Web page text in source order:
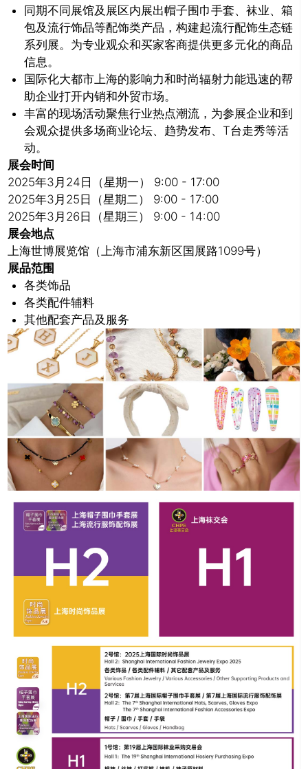
同期不同展馆及展区内展出帽子围巾手套、袜业、箱
包及流行饰品等配饰类产品，构建起流行配饰生态链
系列展。为专业观众和买家客商提供更多元化的商品
信息。
国际化大都市上海的影响力和时尚辐射力能迅速的帮
助企业打开内销和外贸市场。
丰富的现场活动聚焦行业热点潮流，为参展企业和到
会观众提供多场商业论坛、趋势发布、T台走秀等活
动。
展会时间
2025年3月24日（星期一） 9:00 - 17:00
2025年3月25日（星期二） 9:00 - 17:00
2025年3月26日（星期三） 9:00 - 14:00
展会地点
上海世博展览馆（上海市浦东新区国展路1099号）
展品范围
各类饰品
各类配件辅料
其他配套产品及服务
推广链接：